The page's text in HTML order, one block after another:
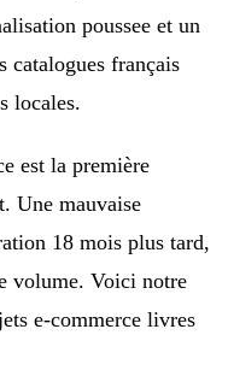
poussee et un
catalogues français
locales.
est la première
Une mauvaise
18 mois plus tard,
volume. Voici notre
e-commerce livres